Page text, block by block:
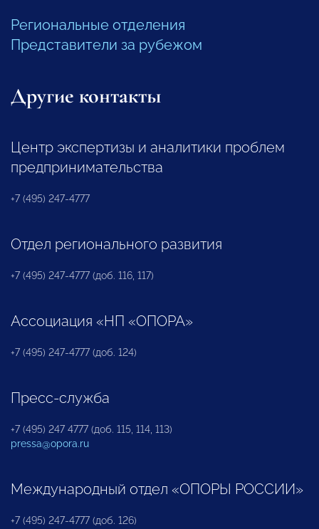
Региональные отделения
Представители за рубежом
Другие контакты
Центр экспертизы и аналитики проблем
предпринимательства
+7 (495) 247-4777
Отдел регионального развития
+7 (495) 247-4777 (доб. 116, 117)
Ассоциация «НП «ОПОРА»
+7 (495) 247-4777 (доб. 124)
Пресс-служба
+7 (495) 247 4777 (доб. 115, 114, 113)
pressa@opora.ru
Международный отдел «ОПОРЫ РОССИИ»
+7 (495) 247-4777 (доб. 126)